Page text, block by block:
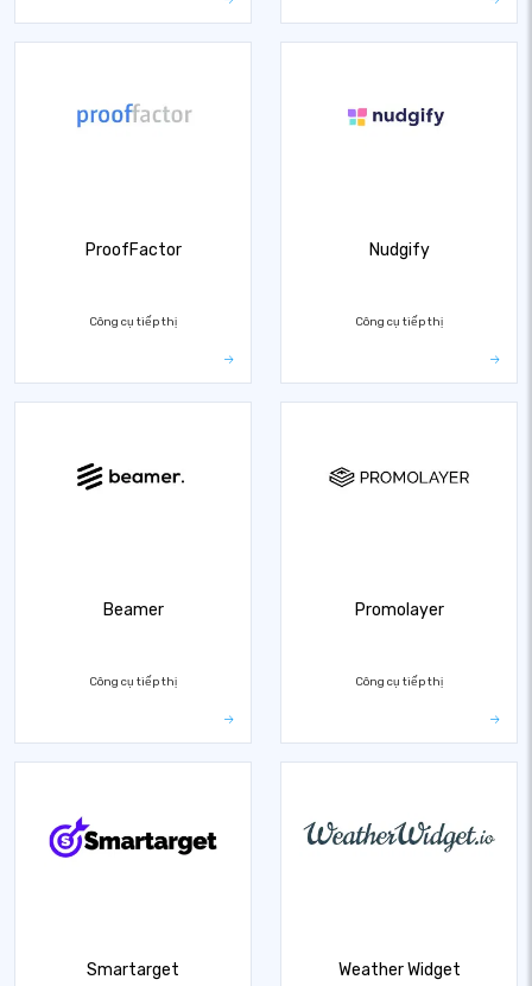
ProofFactor
Công cụ tiếp thị
Nudgify
Công cụ tiếp thị
Beamer
Công cụ tiếp thị
Promolayer
Công cụ tiếp thị
Smartarget Weather Widget